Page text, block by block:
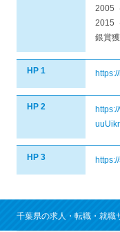
2005
2015
銀賞
HP 1
HP 2
HP 3
千葉県の求人・転職・就職